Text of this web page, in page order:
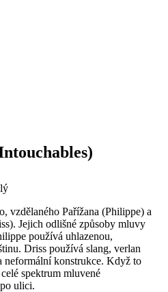
vzdělaného Pařížana (Philippe) a
Jejich odlišné způsoby mluvy
používá uhlazenou,
Driss používá slang, verlan
neformální konstrukce. Když to
spektrum mluvené
ulici.